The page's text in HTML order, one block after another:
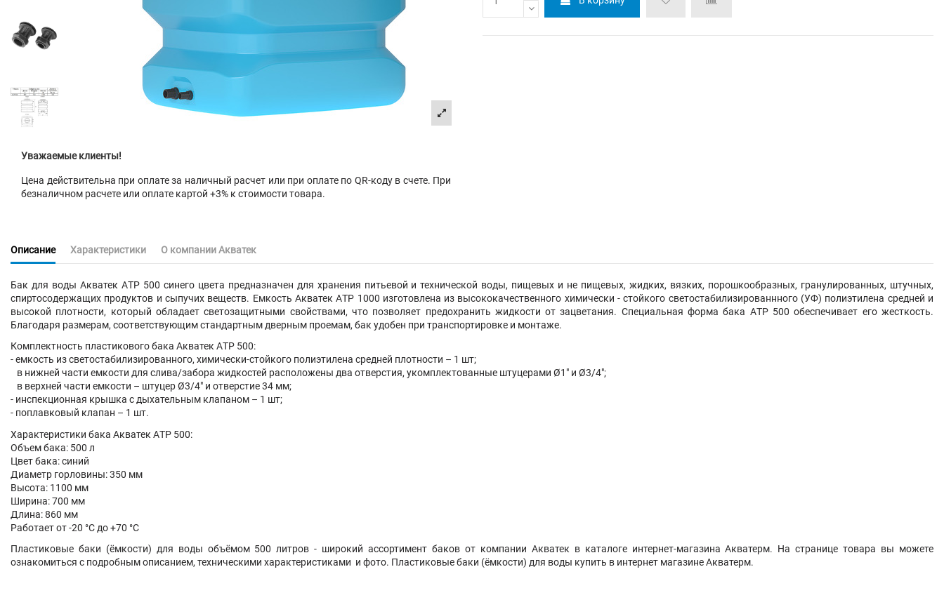
Уважаемые клиенты!
Цена действительна при оплате за наличный расчет или при оплате по QR-коду в счете. При
безналичном расчете или оплате картой +3% к стоимости товара.
Описание Характеристики О компании Акватек
Бак для воды Акватек АTP 500 синего цвета предназначен для хранения питьевой и технической воды, пищевых и не пищевых, жидких, вязких, порошкообразных, гранулированных, штучных,
спиртосодержащих продуктов и сыпучих веществ. Емкость Акватек АTP 1000 изготовлена из высококачественного химически - стойкого светостабилизированнного (УФ) полиэтилена средней и
высокой плотности, который обладает светозащитными свойствами, что позволяет предохранить жидкости от зацветания. Специальная форма бака АTP 500 обеспечивает его жесткость.
Благодаря размерам, соответствующим стандартным дверным проемам, бак удобен при транспортировке и монтаже.
Комплектность пластикового бака Акватек АTP 500:
- емкость из светостабилизированного, химически-стойкого полиэтилена средней плотности – 1 шт;
в нижней части емкости для слива/забора жидкостей расположены два отверстия, укомплектованные штуцерами Ø1" и Ø3/4";
в верхней части емкости – штуцер Ø3/4" и отверстие 34 мм;
- инспекционная крышка с дыхательным клапаном – 1 шт;
- поплавковый клапан – 1 шт.
Характеристики бака Акватек АTP 500:
Объем бака: 500 л
Цвет бака: синий
Диаметр горловины: 350 мм
Высота: 1100 мм
Ширина: 700 мм
Длина: 860 мм
Работает от -20 °С до +70 °С
Пластиковые баки (ёмкости) для воды объёмом 500 литров - широкий ассортимент баков от компании Акватек в каталоге интернет-магазина Акватерм. На странице товара вы можете
ознакомиться с подробным описанием, техническими характеристиками и фото. Пластиковые баки (ёмкости) для воды купить в интернет магазине Акватерм.